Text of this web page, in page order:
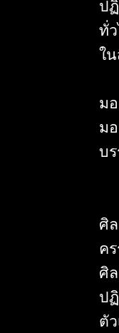
ป
ทั่
ใ
ม
ม
บ
ศิ
ค
ศิ
ป
ตั